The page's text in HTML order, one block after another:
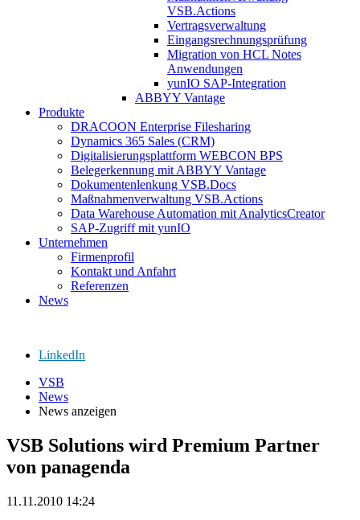
VSB.Actions
Vertragsverwaltung
Eingangsrechnungs­prüfung
Migration von HCL Notes
Anwendungen
yunIO SAP-Integration
ABBYY Vantage
Produkte
DRACOON Enterprise Filesharing
Dynamics 365 Sales (CRM)
Digitalisierungsplattform WEBCON BPS
Belegerkennung mit ABBYY Vantage
Dokumentenlenkung VSB.Docs
Maßnahmenverwaltung VSB.Actions
Data Warehouse Automation mit AnalyticsCreator
SAP-Zugriff mit yunIO
Unternehmen
Firmenprofil
Kontakt und Anfahrt
Referenzen
News
LinkedIn
VSB
News
News anzeigen
VSB Solutions wird Premium Partner
von panagenda
11.11.2010 14:24